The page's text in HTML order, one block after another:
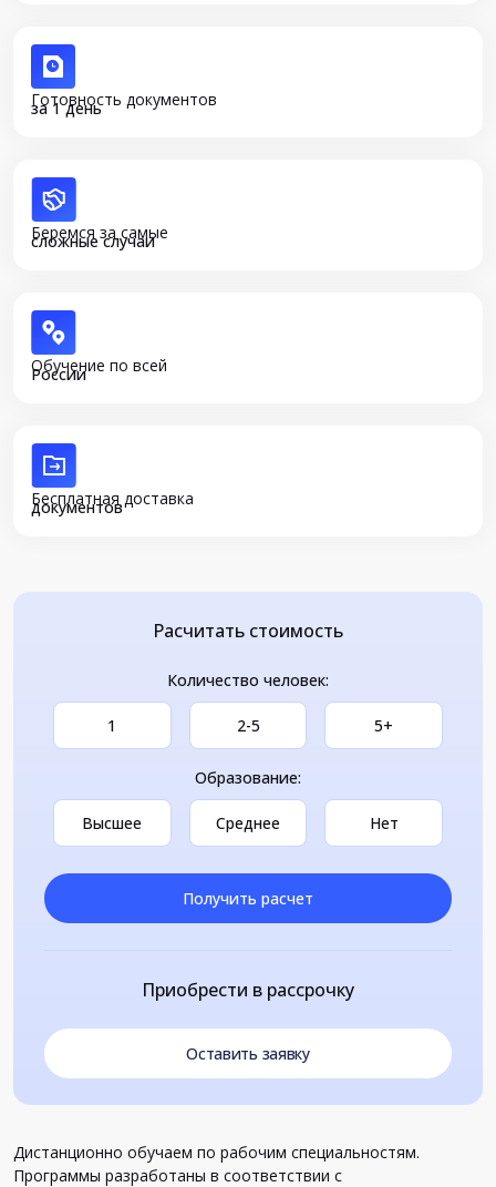
Готовность документов
за 1 день
Беремся за самые
сложные случаи
Обучение по всей
России
Бесплатная доставка
документов
Расчитать стоимость
Количество человек:
1 2-5 5+
Образование:
Высшее Среднее Нет
Получить расчет
Приобрести в рассрочку
Оставить заявку
Дистанционно обучаем по рабочим специальностям.
Программы разработаны в соответствии с